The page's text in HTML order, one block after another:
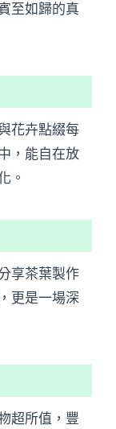
至如歸的真
花卉點綴每
，能自在放
。
享茶葉製作
更是一場深
超所值，豐